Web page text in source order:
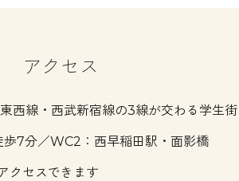
アクセス
西線・西武新宿線の3線が交わる学生街
7分／WC2：西早稲田駅・面影橋
クセスできます